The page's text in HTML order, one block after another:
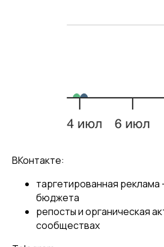
ВКонтакте:
таргетированная реклама
бюджета
репосты и органическая
сообществах